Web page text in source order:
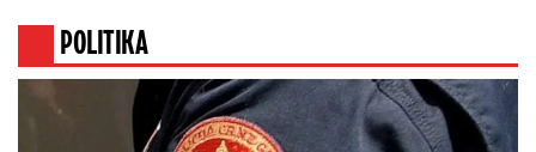
POLITIKA